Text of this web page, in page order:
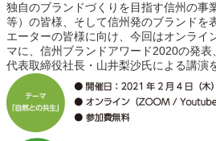
独自のブランドづくりを目指す信州の事
等）の皆様、そして信州発のブランドを
エーターの皆様に向け、今回はオンライ
マに、信州ブランドアワード2020の発
代表取締役社長・山井梨沙氏による講演